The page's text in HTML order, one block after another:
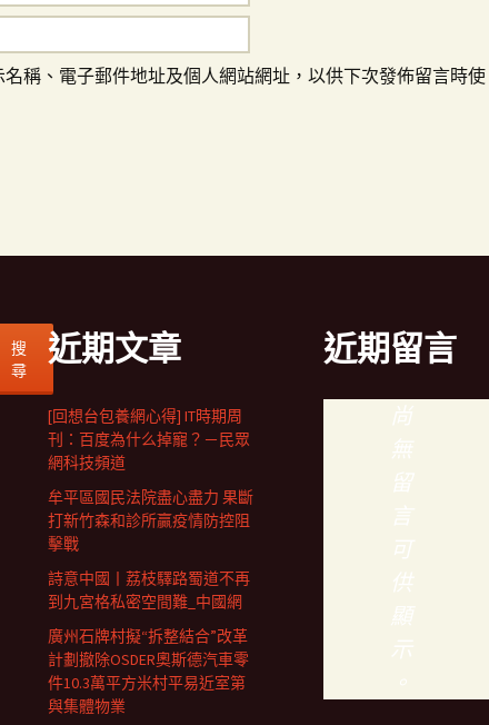
名稱、電子郵件地址及個人網站網址，以供下次發佈留言時使
搜
尋
近期文章
[回想台包養網心得] IT時期周
刊：百度為什么掉寵？－民眾
網科技頻道
牟平區國民法院盡心盡力 果斷
打新竹森和診所贏疫情防控阻
擊戰
詩意中國丨荔枝驛路蜀道不再
到九宮格私密空間難_中國網
廣州石牌村擬“拆整結合”改革
計劃撤除OSDER奧斯德汽車零
件10.3萬平方米村平易近室第
與集體物業
近期留言
尚
無
留
言
可
供
顯
示
。